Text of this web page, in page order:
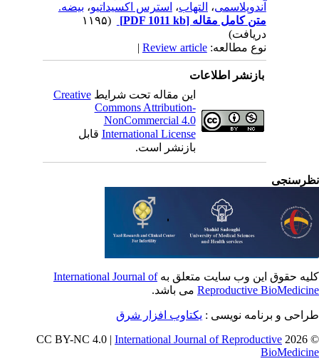
آندوپلاسمی،التهاب،استرس اکسیداتیو،بیضه.
متن کامل مقاله[PDF 1011 kb]
(۱۱۹۵
دریافت)
نوع مطالعه:Review article
|
بازنشر اطلاعات
این مقاله تحت شرایطCreative
Commons Attribution-
NonCommercial 4.0
International Licenseقابل
بازنشر است.
حقوق این وب سایت متعلق بهInternational Journal of
Reproductiveمی باشد.
و برنامه نویسی : یکتاوب افزار شرق
©
International Journal of Reproductive